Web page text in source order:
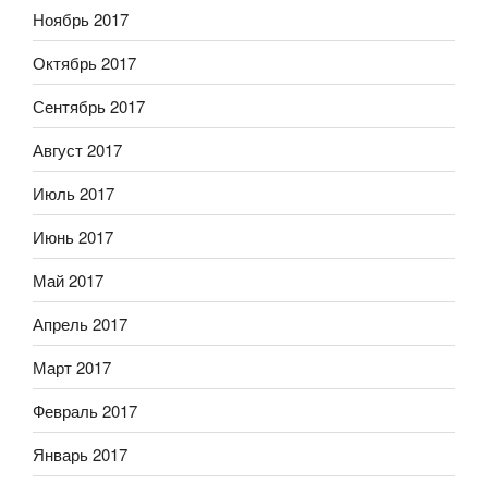
Ноябрь 2017
Октябрь 2017
Сентябрь 2017
Август 2017
Июль 2017
Июнь 2017
Май 2017
Апрель 2017
Март 2017
Февраль 2017
Январь 2017